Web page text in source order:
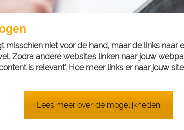
niet voor de hand, maar de links naar
Zodra andere websites linken naar jouw
is relevant’. Hoe meer links er naar jouw
Lees meer over de mogelijkheden